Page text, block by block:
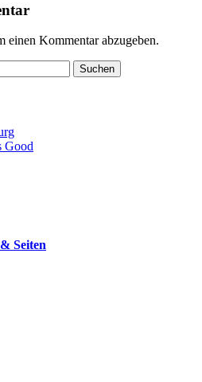
einen Kommentar abzugeben.
Good
Seiten